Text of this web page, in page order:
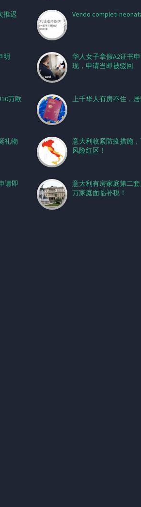
推迟
明
万欧
礼物
请即
Vendo completi
华人女子拿假A2证书
现，申请当即被驳回
上千华人有房不住，
意大利收紧防疫措施
风险红区！
意大利有房家庭第二
万家庭面临补税！